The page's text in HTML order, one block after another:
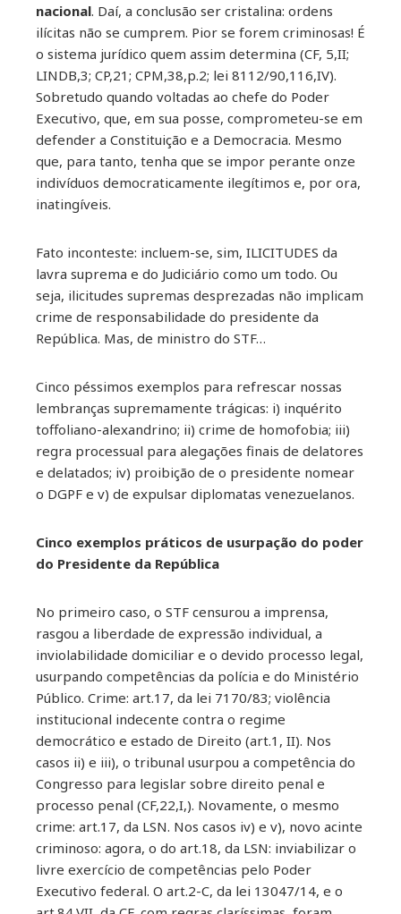
nacional. Daí, a conclusão ser cristalina: ordens
ilícitas não se cumprem. Pior se forem criminosas! É
o sistema jurídico quem assim determina (CF, 5,II;
LINDB,3; CP,21; CPM,38,p.2; lei 8112/90,116,IV).
Sobretudo quando voltadas ao chefe do Poder
Executivo, que, em sua posse, comprometeu-se em
defender a Constituição e a Democracia. Mesmo
que, para tanto, tenha que se impor perante onze
indivíduos democraticamente ilegítimos e, por ora,
inatingíveis.
Fato inconteste: incluem-se, sim, ILICITUDES da
lavra suprema e do Judiciário como um todo. Ou
seja, ilicitudes supremas desprezadas não implicam
crime de responsabilidade do presidente da
República. Mas, de ministro do STF…
Cinco péssimos exemplos para refrescar nossas
lembranças supremamente trágicas: i) inquérito
toffoliano-alexandrino; ii) crime de homofobia; iii)
regra processual para alegações finais de delatores
e delatados; iv) proibição de o presidente nomear
o DGPF e v) de expulsar diplomatas venezuelanos.
Cinco exemplos práticos de usurpação do poder
do Presidente da República
No primeiro caso, o STF censurou a imprensa,
rasgou a liberdade de expressão individual, a
inviolabilidade domiciliar e o devido processo legal,
usurpando competências da polícia e do Ministério
Público. Crime: art.17, da lei 7170/83; violência
institucional indecente contra o regime
democrático e estado de Direito (art.1, II). Nos
casos ii) e iii), o tribunal usurpou a competência do
Congresso para legislar sobre direito penal e
processo penal (CF,22,I,). Novamente, o mesmo
crime: art.17, da LSN. Nos casos iv) e v), novo acinte
criminoso: agora, o do art.18, da LSN: inviabilizar o
livre exercício de competências pelo Poder
Executivo federal. O art.2-C, da lei 13047/14, e o